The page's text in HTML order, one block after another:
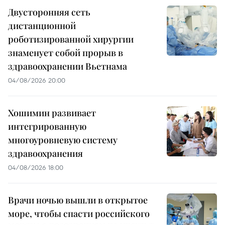
Двусторонняя сеть
дистанционной
роботизированной хирургии
знаменует собой прорыв в
здравоохранении Вьетнама
04/08/2026 20:00
Хошимин развивает
интегрированную
многоуровневую систему
здравоохранения
04/08/2026 18:00
Врачи ночью вышли в открытое
море, чтобы спасти российского